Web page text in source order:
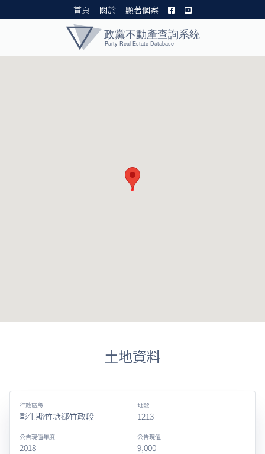
首頁 關於 顯著個案
土地資料
行政區段
彰化縣竹塘鄉竹政段
地號
1213
公告現值年度
2018
公告現值
9,000